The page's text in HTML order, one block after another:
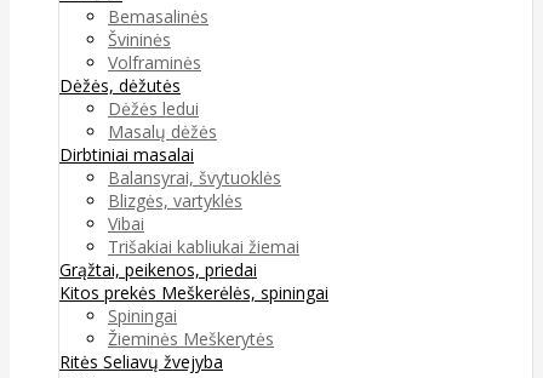
Bemasalinės
Švininės
Volframinės
Dėžės, dėžutės
Dėžės ledui
Masalų dėžės
Dirbtiniai masalai
Balansyrai, švytuoklės
Blizgės, vartyklės
Vibai
Trišakiai kabliukai žiemai
Grąžtai, peikenos, priedai
Kitos prekės Meškerėlės, spiningai
Spiningai
Žieminės Meškerytės
Ritės Seliavų žvejyba